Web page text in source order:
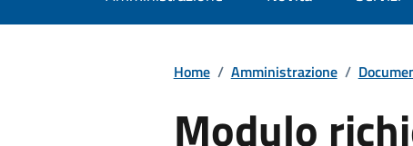
Home / Amministrazione /
Modulo